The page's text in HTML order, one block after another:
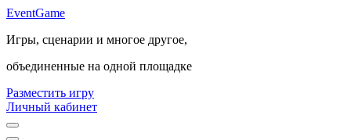
EventGame
Игры, сценарии и многое другое,
объединенные на одной площадке
Разместить игру
Личный кабинет